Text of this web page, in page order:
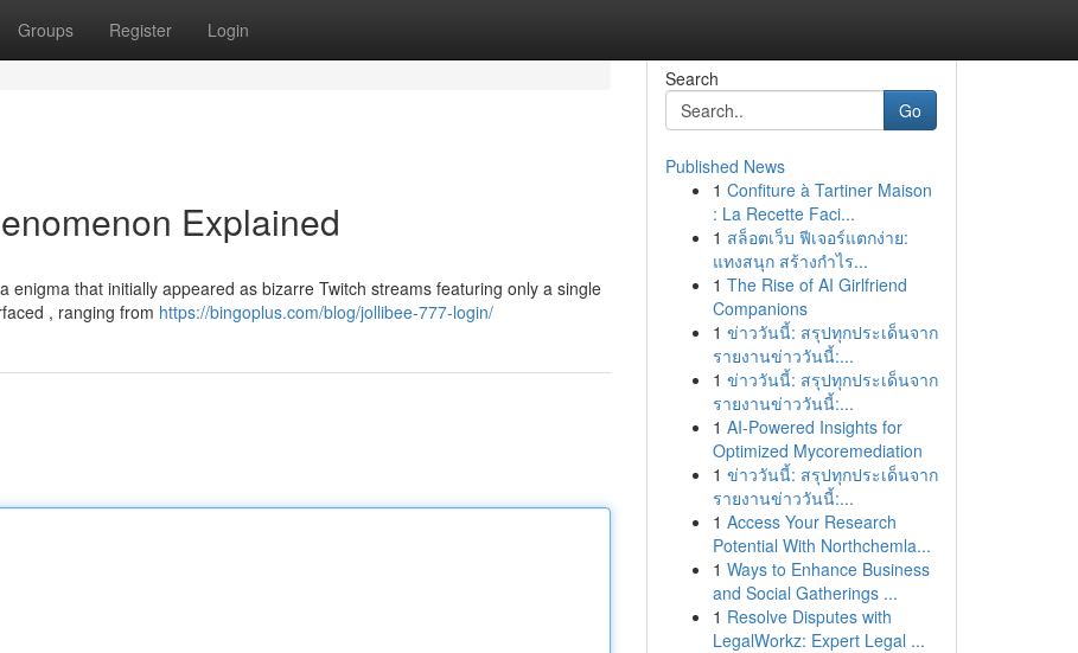
Groups Register Login
Explained
that initially appeared as bizarre Twitch streams featuring only a single
, ranging from https://bingoplus.com/blog/jollibee-777-login/
Search
Go
Published News
1 Confiture à Tartiner Maison
: La Recette Faci...
1 สล็อตเว็บ ฟีเจอร์แตกง่าย:
แทงสนุก สร้างกำไร...
1 The Rise of AI Girlfriend
Companions
1 ข่าววันนี้: สรุปทุกประเด็นจาก
รายงานข่าววันนี้:...
1 ข่าววันนี้: สรุปทุกประเด็นจาก
รายงานข่าววันนี้:...
1 AI-Powered Insights for
Optimized Mycoremediation
1 ข่าววันนี้: สรุปทุกประเด็นจาก
รายงานข่าววันนี้:...
1 Access Your Research
Potential With Northchemla...
1 Ways to Enhance Business
and Social Gatherings ...
1 Resolve Disputes with
LegalWorkz: Expert Legal ...